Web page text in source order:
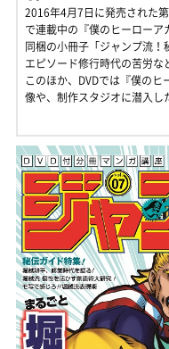
2016年4月7日に発売された
で連載中の『僕のヒーローア
同梱の小冊子「ジャンプ流
エピソード修行時代の苦労な
このほか、DVDでは『僕の
像や、制作スタジオに潜入し